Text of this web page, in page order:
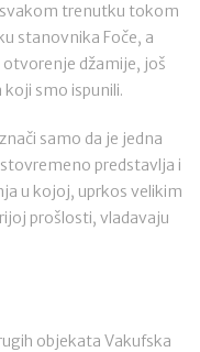
trenutku tokom
stanovnika Foče, a
otvorenje džamije, još
smo ispunili.
samo da je jedna
predstavlja i
u kojoj, uprkos velikim
prošlosti, vladavaju
objekata Vakufska